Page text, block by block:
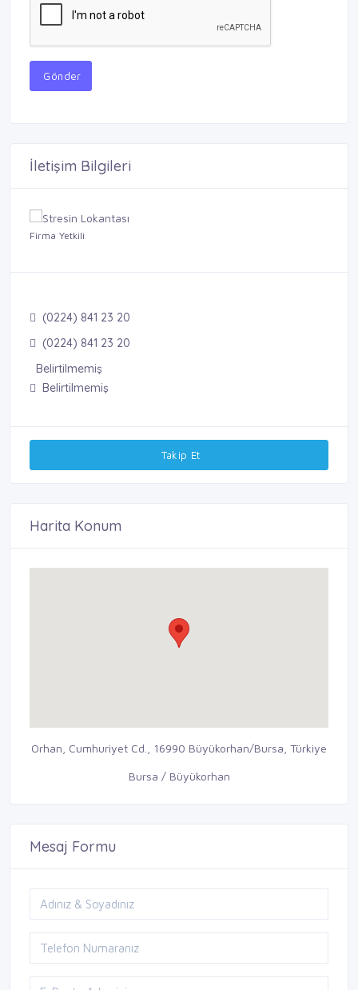
Gönder
İletişim Bilgileri
Firma Yetkili
(0224) 841 23 20
(0224) 841 23 20
Belirtilmemiş
Belirtilmemiş
Takip Et
Harita Konum
Orhan, Cumhuriyet Cd., 16990 Büyükorhan/Bursa, Türkiye
Bursa / Büyükorhan
Mesaj Formu